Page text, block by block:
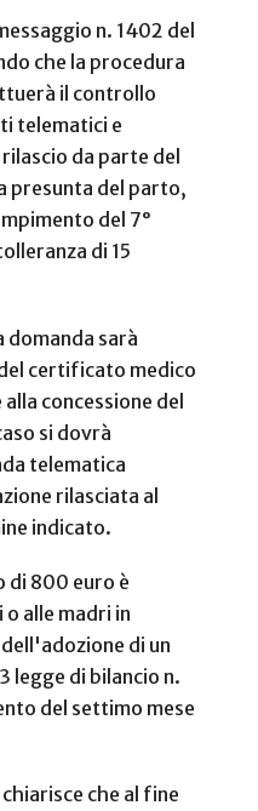
n. 1402 del
che la procedura
il controllo
telematici e
da parte del
presunta del parto,
del 7°
di 15
domanda sarà
certificato medico
concessione del
si dovrà
telematica
rilasciata al
indicato.
di 800 euro è
alle madri in
di un
legge di bilancio n.
del settimo mese
che al fine